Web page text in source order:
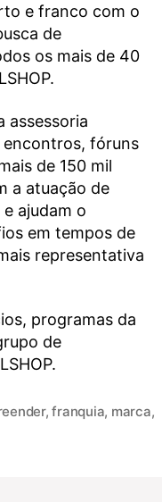
e franco com o
de
os mais de 40
assessoria
fóruns
de 150 mil
a atuação de
ajudam o
em tempos de
representativa
programas da
de
,franquia, marca,